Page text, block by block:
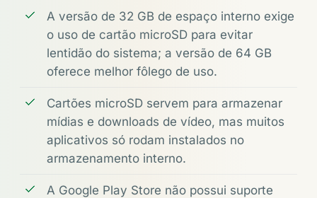
A versão de 32 GB de espaço interno exige
o uso de cartão microSD para evitar
lentidão do sistema; a versão de 64 GB
oferece melhor fôlego de uso.
Cartões microSD servem para armazenar
mídias e downloads de vídeo, mas muitos
aplicativos só rodam instalados no
armazenamento interno.
A Google Play Store não possui suporte